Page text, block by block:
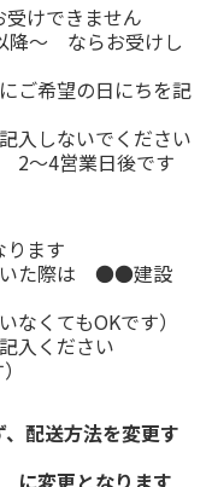
けできません
降～ ならお受けし
ご希望の日にちを記
入しないでください
～4営業日後です
ます
いた際は ●●建設
くてもOKです）
入ください
配送方法を変更す
に変更となります